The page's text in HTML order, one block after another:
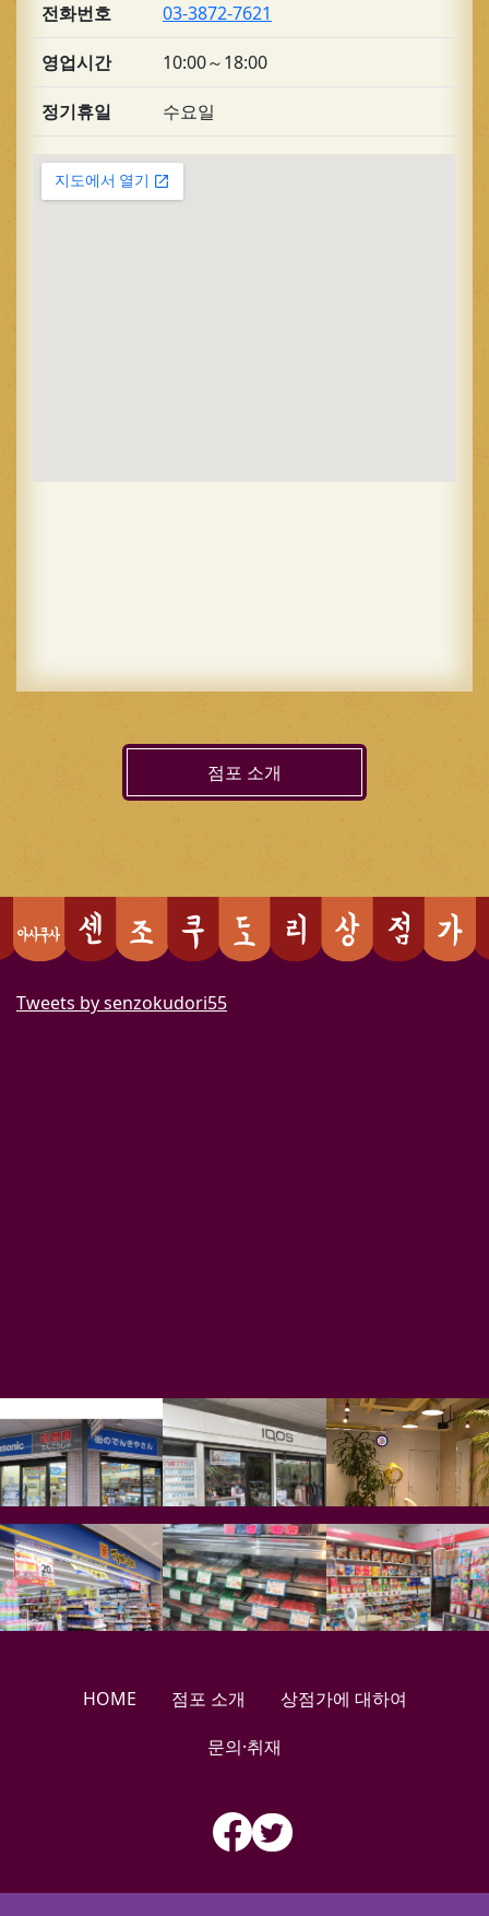
전화번호 03-3872-7621
영업시간 10:00～18:00
정기휴일 수요일
점포 소개
Tweets by senzokudori55
HOME 점포 소개
상점가에 대하여
문의·취재